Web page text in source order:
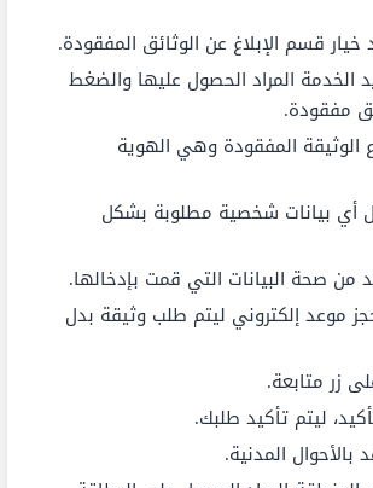
قسم الإبلاغ عن الوثائق المفقودة.
الخدمة المراد الحصول عليها والضغط
مفقودة.
الوثيقة المفقودة وهي الهوية
أي بيانات شخصية مطلوبة بشكل
من صحة البيانات التي قمت بإدخالها.
موعد إلكتروني ليتم طلب وثيقة بدل
زر متابعة.
ليتم تأكيد طلبك.
المدنية.